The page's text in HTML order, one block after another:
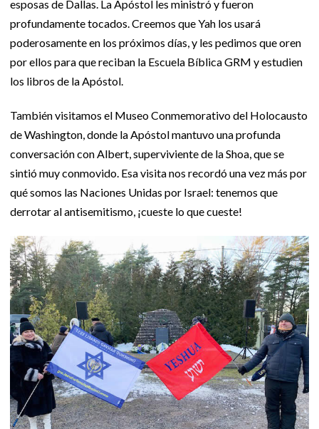
esposas de Dallas. La Apóstol les ministró y fueron
profundamente tocados. Creemos que Yah los usará
poderosamente en los próximos días, y les pedimos que oren
por ellos para que reciban la Escuela Bíblica GRM y estudien
los libros de la Apóstol.
También visitamos el Museo Conmemorativo del Holocausto
de Washington, donde la Apóstol mantuvo una profunda
conversación con Albert, superviviente de la Shoa, que se
sintió muy conmovido. Esa visita nos recordó una vez más por
qué somos las Naciones Unidas por Israel: tenemos que
derrotar al antisemitismo, ¡cueste lo que cueste!